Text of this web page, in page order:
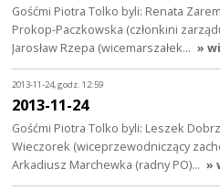
Gośćmi Piotra Tolko byli: Renata
Prokop-Paczkowska (członkini
Jarosław Rzepa (wicemarszałek… »
2013-11-24, godz. 12:59
2013-11-24
Gośćmi Piotra Tolko byli: Leszek
Wieczorek (wiceprzewodniczący
Arkadiusz Marchewka (radny PO)… »